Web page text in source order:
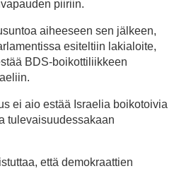
piiriin.
aiheeseen sen jälkeen,
esiteltiin lakialoite,
BDS-boikottiliikkeen
ei aio estää Israelia boikotoivia
tulevaisuudessakaan
että demokraattien